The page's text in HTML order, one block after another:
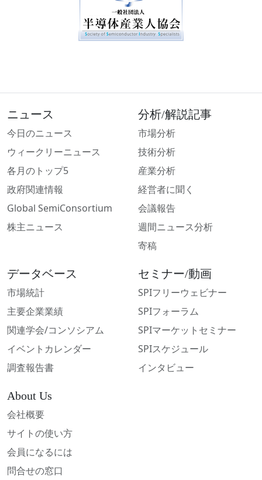
ニュース
今日のニュース
ウィークリーニュース
各月のトップ5
政府関連情報
Global SemiConsortium
株主ニュース
分析/解説記事
市場分析
技術分析
産業分析
経営者に聞く
会議報告
週間ニュース分析
寄稿
データベース
市場統計
主要企業業績
関連学会/コンソシアム
イベントカレンダー
調査報告書
セミナー/動画
SPIフリーウェビナー
SPIフォーラム
SPIマーケットセミナー
SPIスケジュール
インタビュー
About Us
会社概要
サイトの使い方
会員になるには
問合せの窓口